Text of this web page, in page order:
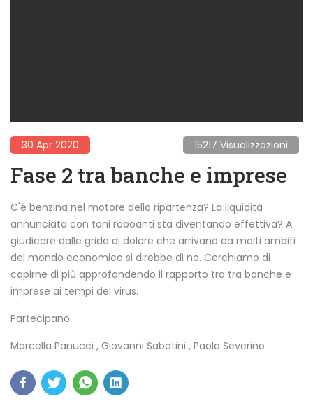
30 Apr 2020 15217 Visualizzazioni
Fase 2 tra banche e imprese
C'è benzina nel motore della ripartenza? La liquidità
annunciata con toni roboanti sta diventando effettiva? A
giudicare dalle grida di dolore che arrivano da molti ambiti
del mondo economico si direbbe di no. Cerchiamo di
capirne di più approfondendo il rapporto tra tra banche e
imprese ai tempi del virus.
Partecipano:
Marcella Panucci , Giovanni Sabatini , Paola Severino